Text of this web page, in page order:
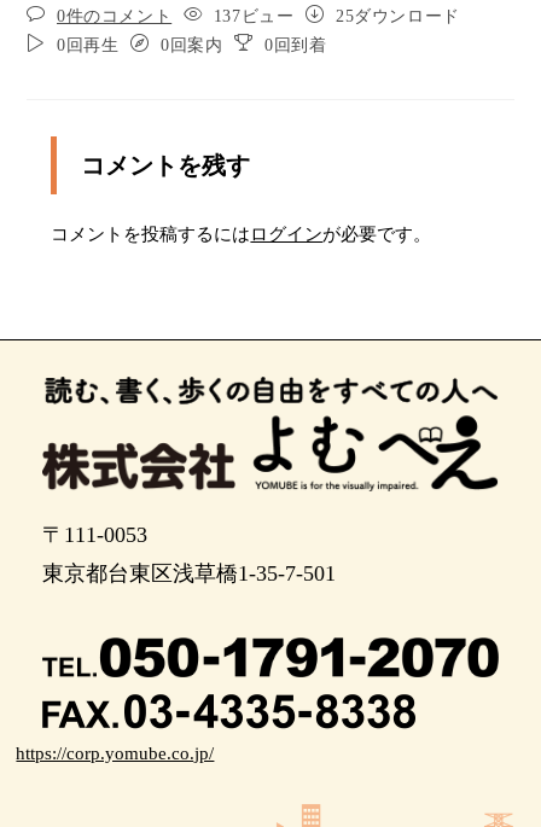
ポイント14
ポイント17
右手路地を通ります。
横断歩道を渡ります。
渡ります。
ポイント24
ポイント25
ポイント26
0件のコメント
137ビュー
25ダウンロード
0回再生
0回案内 0回到着
コメントを残す
コメントを投稿するにはログインが必要です。
〒111-0053
東京都台東区浅草橋1-35-7-501
https://corp.yomube.co.jp/